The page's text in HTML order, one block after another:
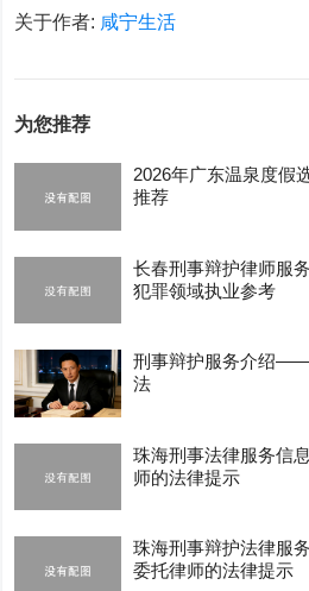
关于作者: 咸宁生活
为您推荐
2026年广东温泉度
推荐
长春刑事辩护律师服
犯罪领域执业参考
刑事辩护服务介绍
法
珠海刑事法律服务信
师的法律提示
珠海刑事辩护法律服
委托律师的法律提示